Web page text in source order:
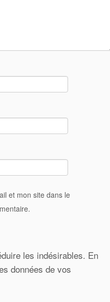
et mon site dans le
les indésirables. En
données de vos